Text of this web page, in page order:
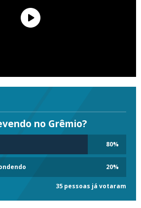
no Grêmio?
80%
20%
35 pessoas já votaram